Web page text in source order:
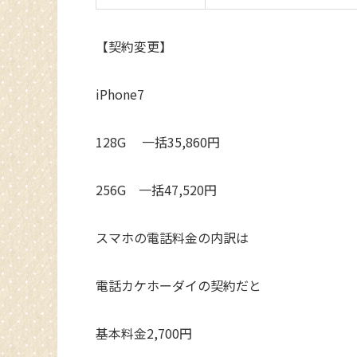
【契約変更】
iPhone7
128G 一括35,860円
256G 一括47,520円
スマホの電話料金の内訳は
電話カケホーダイの契約だと
基本料金2,700円